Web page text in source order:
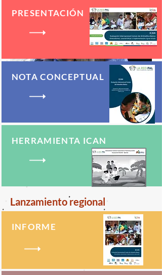
la mirada en propuestas como ICAN,
ya que sus resultados permitirán
realizar diagnósticos tanto en los
hogares como en las escuelas.
PRESENTACIÓN
NOTA CONCEPTUAL
HERRAMIENTA ICAN
Lanzamiento regional
INFORME